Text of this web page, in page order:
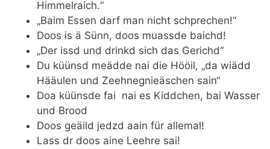
Himmelraich.“
„Baim Essen darf man nicht schprechen!“
Doos is ä Sünn, doos muassde baichd!
„Der issd und drinkd sich das Gerichd“
Du küünsd meädde nai die Hööil, „da wiädd
Hääulen und Zeehnegnieäschen sain“
Doa küünsde fai nai es Kiddchen, bai Wasser
und Brood
Doos geäild jedzd aain für allemal!
Lass dr doos aine Leehre sai!